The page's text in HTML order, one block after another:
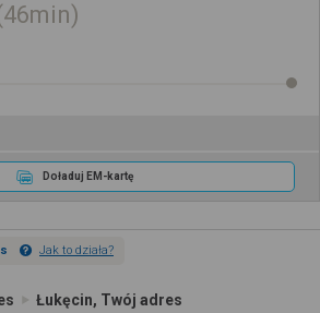
46min
Doładuj EM-kartę
Jak to działa?
Łukęcin, Twój adres